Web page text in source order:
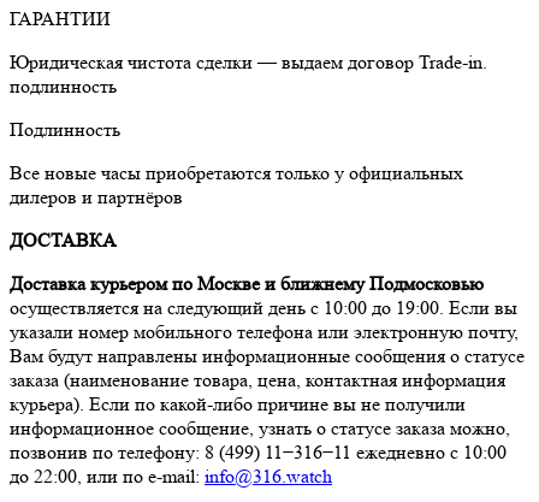
ГАРАНТИИ
Юридическая чистота сделки — выдаем договор Trade-in.
подлинность
Подлинность
Все новые часы приобретаются только у официальных
дилеров и партнёров
ДОСТАВКА
Доставка курьером по Москве и ближнему Подмосковью
осуществляется на следующий день с 10:00 до 19:00. Если вы
указали номер мобильного телефона или электронную почту,
Вам будут направлены информационные сообщения о статусе
заказа (наименование товара, цена, контактная информация
курьера). Если по какой-либо причине вы не получили
информационное сообщение, узнать о статусе заказа можно,
позвонив по телефону: 8 (499) 11−316−11 ежедневно с 10:00
до 22:00, или по e-mail: info@316.watch